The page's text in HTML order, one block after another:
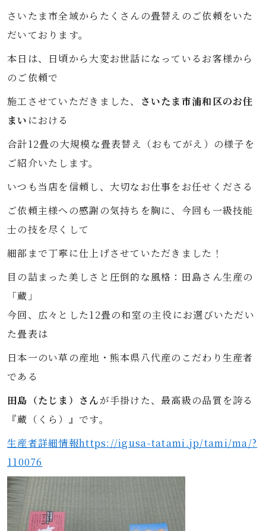
さいたま市全域からたくさんの畳替えのご依頼をいた
だいております。
本日は、日頃から大変お世話になっているお客様から
のご依頼で
施工させていただきました、
さいたま市浦和区のお住
まい における
合計12畳の大規模な畳表替え（おもてがえ）の様子を
ご紹介いたします。
いつも当店を信頼し、大切なお仕事をお任せくださる
ご依頼主様への感謝の気持ちを胸に、今回も一級技能
士の技を尽くして
細部まで丁寧に仕上げさせていただきました！
目の詰まった美しさと圧倒的な風格：田島さん生産の
「蔵」
今回、広々とした12畳の和室の主役にお選びいただい
た畳表は
日本一のい草の産地・熊本県八代産のこだわり生産者
である
田島（たじま）さんが手掛けた、最高級の品質を誇る
『蔵（くら）』です。
生産者詳細情報https://igusa-tatami.jp/tami/ma/?
110076